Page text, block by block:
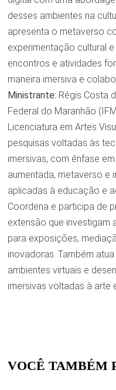
desses ambientes na
apresenta o metaverso
experimentação cultural
encontros e atividades
maneira imersiva e
Ministrante: Régis Costa
Federal do Maranhão
Licenciatura em Artes
pesquisas voltadas às
imersivas, com ênfase
aumentada, metaverso e
aplicadas à educação e
Coordena e participa de
extensão que investigam
para exposições,
inovadoras. Também
ambientes virtuais e
imersivas voltadas à arte
VOCÊ TAMBÉM